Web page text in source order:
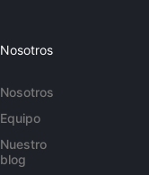
Nosotros
Nosotros
Equipo
Nuestro
blog